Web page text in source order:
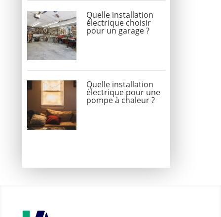
Quelle installation
électrique choisir
pour un garage ?
Quelle installation
électrique pour une
pompe à chaleur ?